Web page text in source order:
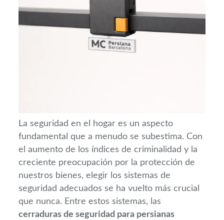
La seguridad en el hogar es un aspecto
fundamental que a menudo se subestima. Con
el aumento de los índices de criminalidad y la
creciente preocupación por la protección de
nuestros bienes, elegir los sistemas de
seguridad adecuados se ha vuelto más crucial
que nunca. Entre estos sistemas, las
cerraduras de seguridad para persianas